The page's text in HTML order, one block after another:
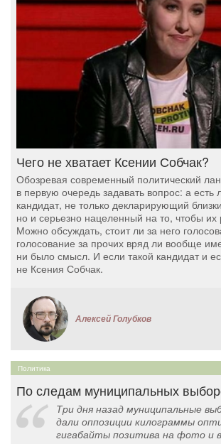
Чего не хватает Ксении Собчак?
Обозревая современный политический
в первую очередь задавать вопрос: а есть
кандидат, не только декларирующий
но и серьезно нацеленный на то, чтобы их
Можно обсуждать, стоит ли за него
голосование за прочих вряд ли вообще
ни было смысл. И если такой кандидат и
не Ксения Собчак.
Алексей Голубков
Политика
По следам муниципальных
Три дня назад муниципальные
дали оппозиции килограммы
гигабайты позитива на фото и